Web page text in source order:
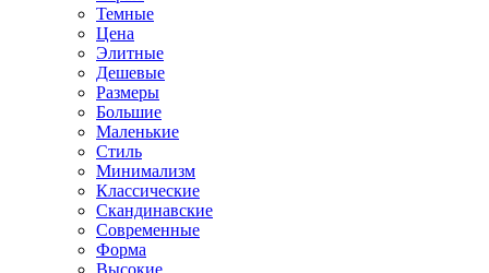
Темные
Цена
Элитные
Дешевые
Размеры
Большие
Маленькие
Стиль
Минимализм
Классические
Скандинавские
Современные
Форма
Высокие